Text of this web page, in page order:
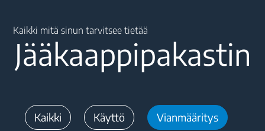
Kaikki mitä sinun tarvitsee tietää
Jääkaappipakastin
Kaikki Käyttö Vianmääritys